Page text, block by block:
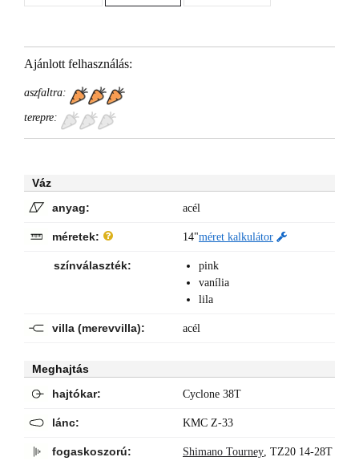
Ajánlott felhasználás:
aszfaltra:
terepre:
Váz
anyag:
acél
méretek: 14"méret kalkulátor
színválaszték:
pink
vanília
lila
villa (merevvilla): acél
Meghajtás
hajtókar:
Cyclone 38T
lánc: KMC Z-33
fogaskoszorú: Shimano Tourney TZ20 14-28T